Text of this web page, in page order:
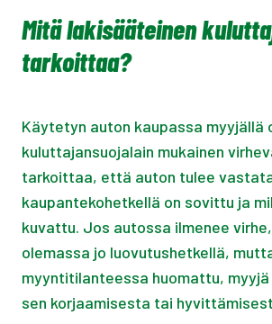
Mitä lakisääteinen
tarkoittaa?
Käytetyn auton kaupassa myyjällä
kuluttajansuojalain mukainen
tarkoittaa, että auton tulee
kaupantekohetkellä on sovittu ja
kuvattu. Jos autossa ilmenee
olemassa jo luovutushetkellä,
myyntitilanteessa huomattu,
sen korjaamisesta tai